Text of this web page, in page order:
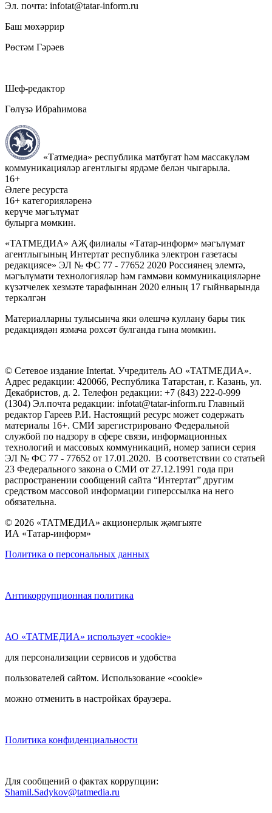
Эл. почта: infotat@tatar-inform.ru
Баш мөхәррир
Рөстәм Гәрәев
Шеф-редактор
Гөлүзә Ибраһимова
«Татмедиа» республика матбугат һәм массакүләм
коммуникацияләр агентлыгы ярдәме белән чыгарыла.
16+
Әлеге ресурста
16+ категорияләренә
керүче мәгълүмат
булырга мөмкин.
«ТАТМЕДИА» АҖ филиалы «Татар-информ» мәгълүмат
агентлыгының Интертат республика электрон газетасы
редакциясе» ЭЛ № ФС 77 - 77652 2020 Россиянең элемтә,
мәгълүмати технологияләр һәм гаммәви коммуникацияләрне
күзәтчелек хезмәте тарафыннан 2020 елның 17 гыйнварында
теркәлгән
Материалларны тулысынча яки өлешчә куллану бары тик
редакциядән язмача рөхсәт булганда гына мөмкин.
© Сетевое издание Intertat. Учредитель АО «ТАТМЕДИА».
Адрес редакции: 420066, Республика Татарстан, г. Казань, ул.
Декабристов, д. 2. Телефон редакции: +7 (843) 222-0-999
(1304) Эл.почта редакции: infotat@tatar-inform.ru Главный
редактор Гареев Р.И. Настоящий ресурс может содержать
материалы 16+. СМИ зарегистрировано Федеральной
службой по надзору в сфере связи, информационных
технологий и массовых коммуникаций, номер записи серия
ЭЛ № ФС 77 - 77652 от 17.01.2020. В соответствии со статьей
23 Федерального закона о СМИ от 27.12.1991 года при
распространении сообщений сайта “Интертат” другим
средством массовой информации гиперссылка на него
обязательна.
© 2026 «ТАТМЕДИА» акционерлык җәмгыяте
ИА «Татар-информ»
Политика о персональных данных
Антикоррупционная политика
АО «ТАТМЕДИА» использует «cookie»
для персонализации сервисов и удобства
пользователей сайтом. Использование «cookie»
можно отменить в настройках браузера.
Политика конфиденциальности
Для сообщений о фактах коррупции:
Shamil.Sadykov@tatmedia.ru